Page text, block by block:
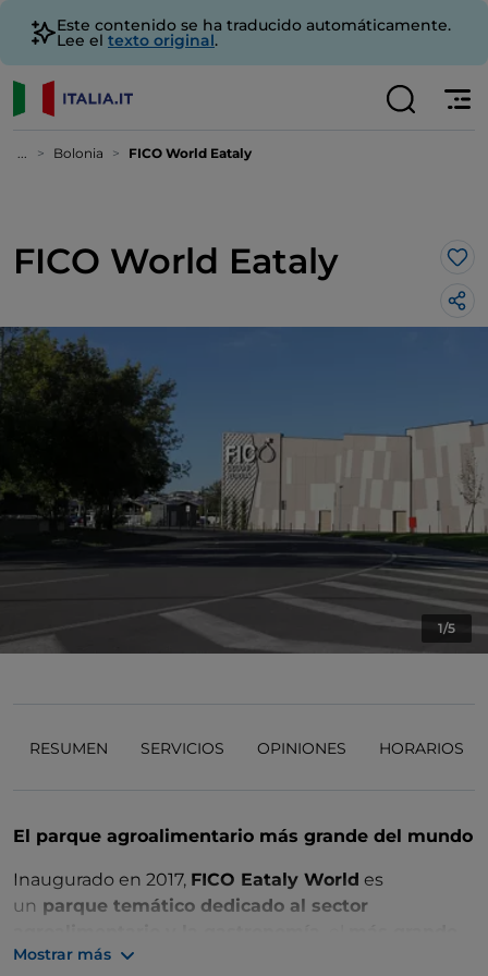
Este contenido se ha traducido automáticamente.
Lee el texto original.
... Bolonia FICO World Eataly
FICO World Eataly Me
1/5
RESUMEN SERVICIOS OPINIONES HORARIOS
El parque agroalimentario más grande del mundo
Inaugurado en 2017, FICO Eataly World es
un parque temático dedicado al sector
del mundo , ubicado en los antiguos espacios del
Mostrar más